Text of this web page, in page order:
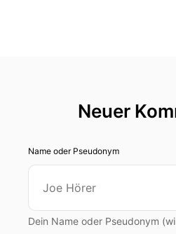
Neuer
Name oder Pseudonym
Dein Name oder Pseudonym